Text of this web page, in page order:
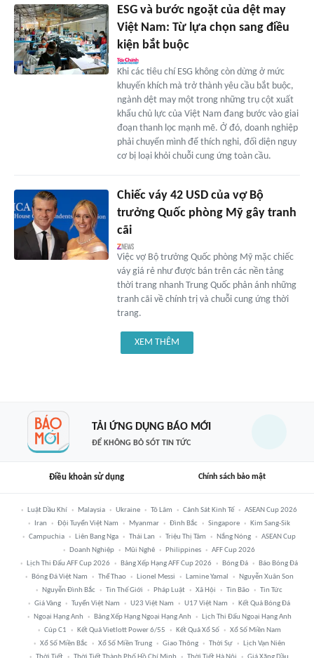
ESG và bước ngoặt của dệt may
Việt Nam: Từ lựa chọn sang điều
kiện bắt buộc
Khi các tiêu chí ESG không còn dừng ở mức
khuyến khích mà trở thành yêu cầu bắt buộc,
ngành dệt may một trong những trụ cột xuất
khẩu chủ lực của Việt Nam đang bước vào giai
đoạn thanh lọc mạnh mẽ. Ở đó, doanh nghiệp
phải chuyển mình để thích nghi, đối diện nguy
cơ bị loại khỏi chuỗi cung ứng toàn cầu.
Chiếc váy 42 USD của vợ Bộ
trưởng Quốc phòng Mỹ gây tranh
cãi
Việc vợ Bộ trưởng Quốc phòng Mỹ mặc chiếc
váy giá rẻ như được bán trên các nền tảng
thời trang nhanh Trung Quốc phản ánh những
tranh cãi về chính trị và chuỗi cung ứng thời
trang.
XEM THÊM
TẢI ỨNG DỤNG BÁO MỚI
ĐỂ KHÔNG BỎ SÓT TIN TỨC
Điều khoản sử dụng Chính sách bảo mật
Luật Dầu Khí Malaysia Ukraine Tô Lâm Cảnh Sát Kinh Tế
ASEAN Cup 2026
Iran
Đội Tuyển Việt Nam Myanmar Đình Bắc Singapore
Kim Sang-Sik
Campuchia
Liên Bang Nga Thái Lan Triệu Thị Tâm Nắng Nóng
ASEAN Cup
Doanh Nghiệp
Mũi Nghê Philippines
AFF Cup 2026
Lịch Thi Đấu AFF Cup 2026
Bảng Xếp Hạng AFF Cup 2026 Bóng Đá
Báo Bóng Đá
Bóng Đá Việt Nam
Thể Thao Lionel Messi Lamine Yamal
Nguyễn Xuân Son
Nguyễn Đình Bắc
Tin Thế Giới Pháp Luật Xã Hội Tin Bão
Tin Tức
Giá Vàng
Tuyển Việt Nam U23 Việt Nam U17 Việt Nam
Kết Quả Bóng Đá
Ngoại Hạng Anh
Bảng Xếp Hạng Ngoại Hạng Anh
Lịch Thi Đấu Ngoại Hạng Anh
Cúp C1
Kết Quả Vietlott Power 6/55 Kết Quả Xổ Số
Xổ Số Miền Nam
Xổ Số Miền Bắc
Xổ Số Miền Trung Giao Thông Thời Sự
Lịch Vạn Niên
Thời Tiết
Thời Tiết Thành Phố Hồ Chí Minh Thời Tiết Hà Nội Giá Xăng Dầu